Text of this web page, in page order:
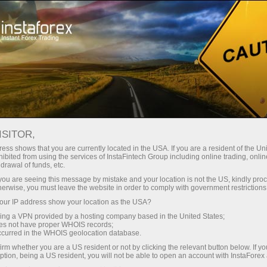
С InstaForex вы получаете
конкурентным возможностям:
кредитное плечо до 1:5000, одни
из лучших спредов и комиссий
на рынке, а также
привлекательные условия для
торговли акциями и индексами
Минимальные
Бонус 30%
на каждый депозит
Скорость
в трейдинге и на трассе
shows that you are currently located in the USA. If you are a resident of the
from using the services of InstaFintech Group including online trading,
of funds, etc.
are seeing this message by mistake and your location is not the US, kindly
you must leave the website in order to comply with government
IP address show your location as the USA?
a VPN provided by a hosting company based in the United States;
not have proper WHOIS records;
in the WHOIS geolocation database.
whether you are a US resident or not by clicking the relevant button below. If
being a US resident, you will not be able to open an account with InstaForex